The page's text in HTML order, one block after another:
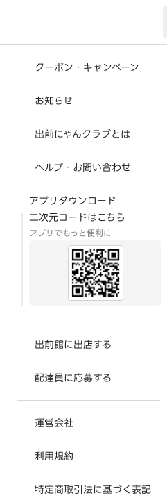
クーポン・キャンペーン
お知らせ
出前にゃんクラブとは
ヘルプ・お問い合わせ
アプリダウンロード
二次元コードはこちら
アプリでもっと便利に
出前館に出店する
配達員に応募する
運営会社
利用規約
特定商取引法に基づく表記